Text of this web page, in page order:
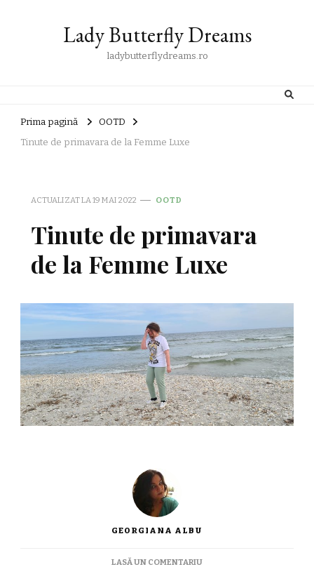
Lady Butterfly Dreams
ladybutterflydreams.ro
Prima pagină
OOTD
Tinute de primavara de la Femme Luxe
ACTUALIZAT LA 19 MAI 2022 OOTD
Tinute de primavara
de la Femme Luxe
GEORGIANA ALBU
LASĂ UN COMENTARIULA